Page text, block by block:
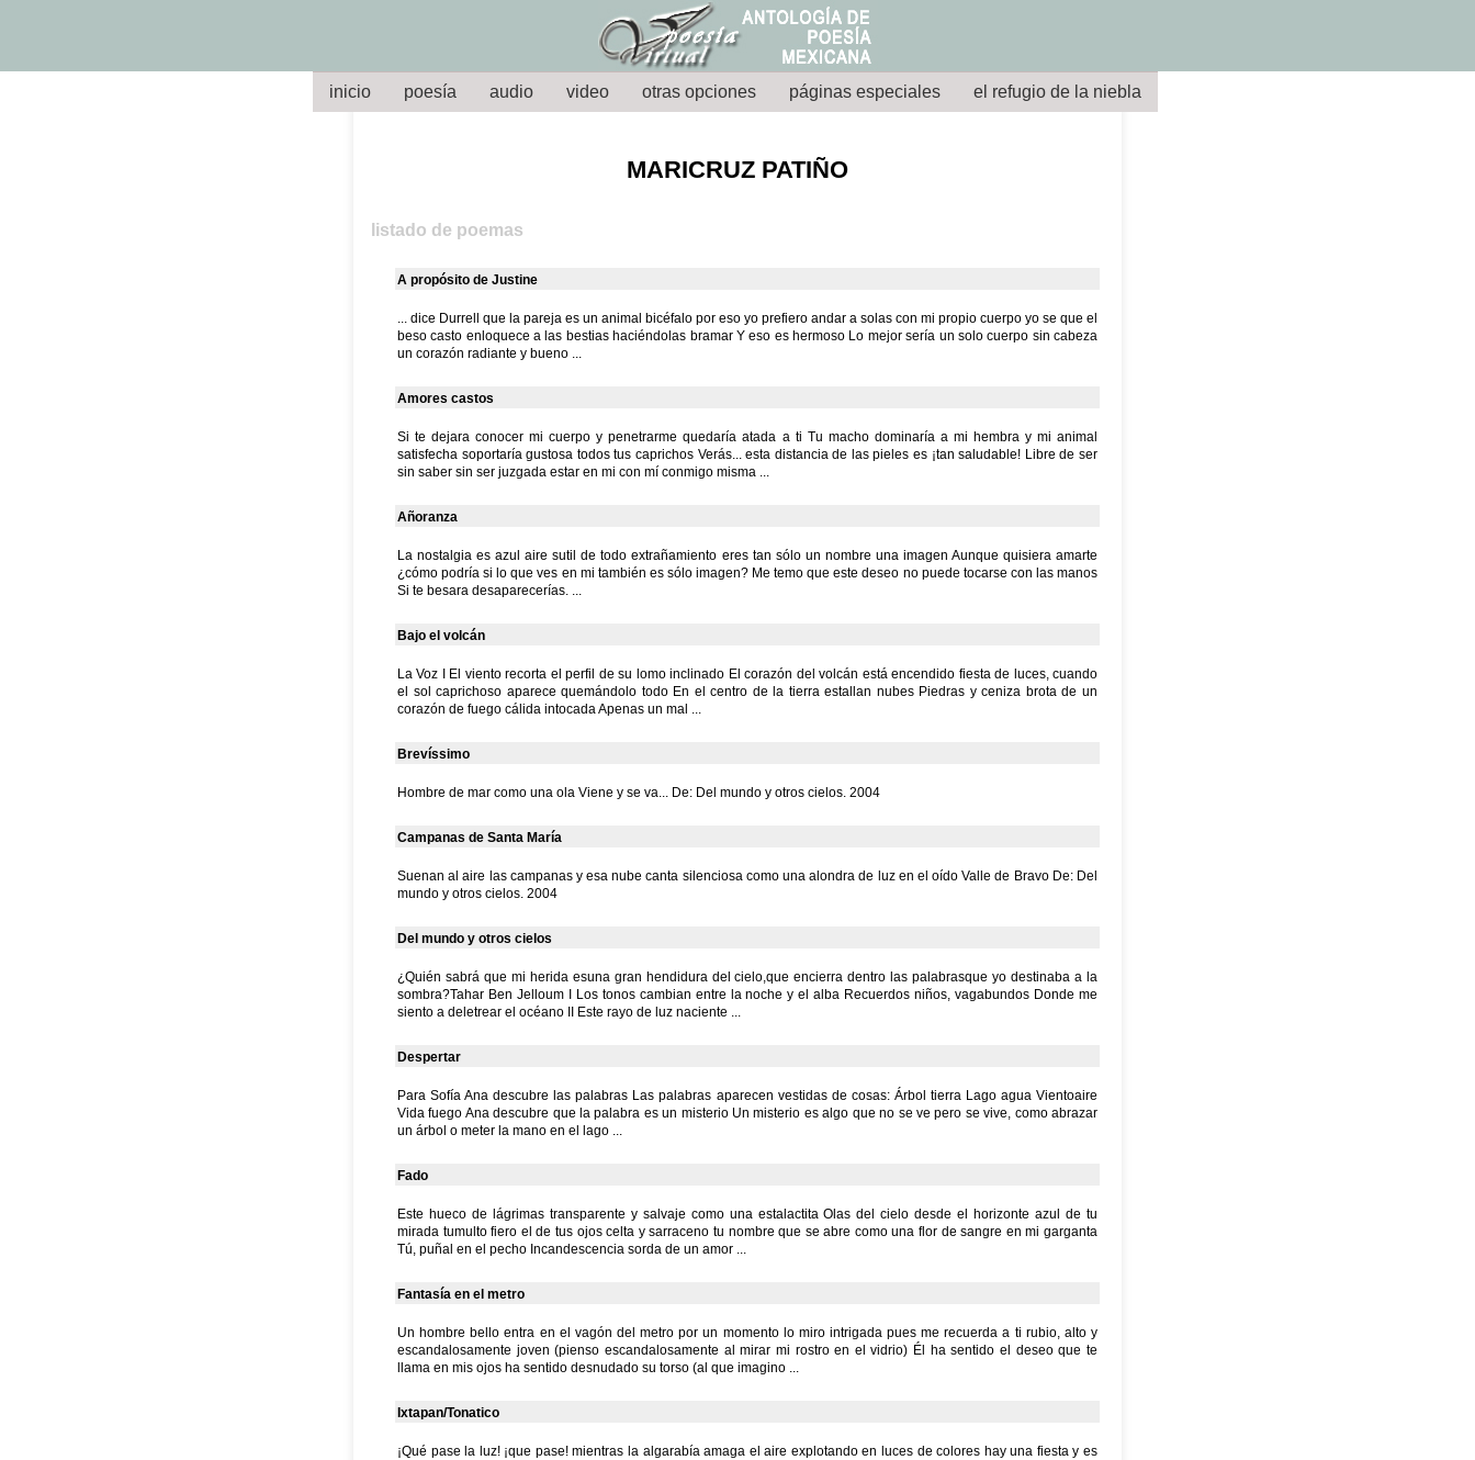
inicio poesía audio video otras opciones páginas especiales el refugio de la niebla
MARICRUZ PATIÑO
listado de poemas
A propósito de Justine
... dice Durrell que la pareja es un animal bicéfalo por eso yo prefiero andar a solas con mi propio cuerpo yo se que el
beso casto enloquece a las bestias haciéndolas bramar Y eso es hermoso Lo mejor sería un solo cuerpo sin cabeza
un corazón radiante y bueno ...
Amores castos
Si te dejara conocer mi cuerpo y penetrarme quedaría atada a ti Tu macho dominaría a mi hembra y mi animal
satisfecha soportaría gustosa todos tus caprichos Verás... esta distancia de las pieles es ¡tan saludable! Libre de ser
sin saber sin ser juzgada estar en mi con mí conmigo misma ...
Añoranza
La nostalgia es azul aire sutil de todo extrañamiento eres tan sólo un nombre una imagen Aunque quisiera amarte
¿cómo podría si lo que ves en mi también es sólo imagen? Me temo que este deseo no puede tocarse con las manos
Si te besara desaparecerías. ...
Bajo el volcán
La Voz I El viento recorta el perfil de su lomo inclinado El corazón del volcán está encendido fiesta de luces, cuando
el sol caprichoso aparece quemándolo todo En el centro de la tierra estallan nubes Piedras y ceniza brota de un
corazón de fuego cálida intocada Apenas un mal ...
Brevíssimo
Hombre de mar como una ola Viene y se va... De: Del mundo y otros cielos. 2004
Campanas de Santa María
Suenan al aire las campanas y esa nube canta silenciosa como una alondra de luz en el oído Valle de Bravo De: Del
mundo y otros cielos. 2004
Del mundo y otros cielos
¿Quién sabrá que mi herida esuna gran hendidura del cielo,que encierra dentro las palabrasque yo destinaba a la
sombra?Tahar Ben Jelloum I Los tonos cambian entre la noche y el alba Recuerdos niños, vagabundos Donde me
siento a deletrear el océano II Este rayo de luz naciente ...
Despertar
Para Sofía Ana descubre las palabras Las palabras aparecen vestidas de cosas: Árbol tierra Lago agua Vientoaire
Vida fuego Ana descubre que la palabra es un misterio Un misterio es algo que no se ve pero se vive, como abrazar
un árbol o meter la mano en el lago ...
Fado
Este hueco de lágrimas transparente y salvaje como una estalactita Olas del cielo desde el horizonte azul de tu
mirada tumulto fiero el de tus ojos celta y sarraceno tu nombre que se abre como una flor de sangre en mi garganta
Tú, puñal en el pecho Incandescencia sorda de un amor ...
Fantasía en el metro
Un hombre bello entra en el vagón del metro por un momento lo miro intrigada pues me recuerda a ti rubio, alto y
escandalosamente joven (pienso escandalosamente al mirar mi rostro en el vidrio) Él ha sentido el deseo que te
llama en mis ojos ha sentido desnudado su torso (al que imagino ...
Ixtapan/Tonatico
¡Qué pase la luz! ¡que pase! mientras la algarabía amaga el aire explotando en luces de colores hay una fiesta y es